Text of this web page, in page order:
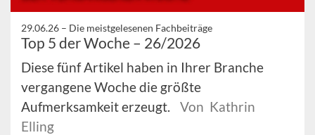
29.06.26 – Die meistgelesenen Fachbeiträge
Top 5 der Woche – 26/2026
Diese fünf Artikel haben in Ihrer Branche
vergangene Woche die größte
Aufmerksamkeit erzeugt.
Von Kathrin
Elling